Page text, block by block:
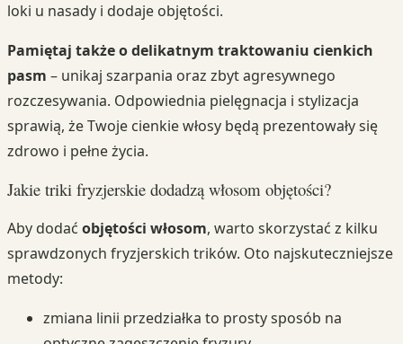
loki u nasady i dodaje objętości.
Pamiętaj także o delikatnym traktowaniu cienkich
pasm – unikaj szarpania oraz zbyt agresywnego
rozczesywania. Odpowiednia pielęgnacja i stylizacja
sprawią, że Twoje cienkie włosy będą prezentowały się
zdrowo i pełne życia.
Jakie triki fryzjerskie dodadzą włosom objętości?
Aby dodać objętości włosom, warto skorzystać z kilku
sprawdzonych fryzjerskich trików. Oto najskuteczniejsze
metody:
zmiana linii przedziałka to prosty sposób na